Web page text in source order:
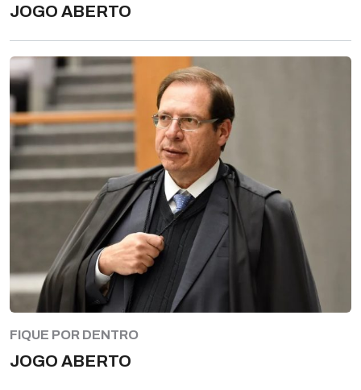
JOGO ABERTO
FIQUE POR DENTRO
JOGO ABERTO